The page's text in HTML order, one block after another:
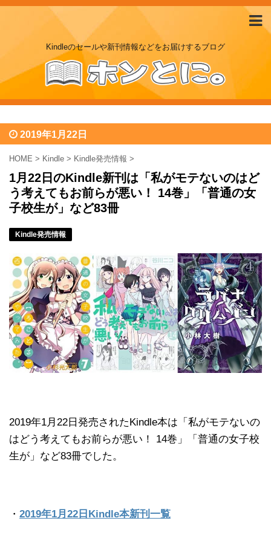
Kindleのセールや新刊情報などをお届けするブログ
2019年1月22日
HOME > Kindle > Kindle発売情報 >
1月22日のKindle新刊は「私がモテないのはど
う考えてもお前らが悪い！ 14巻」「普通の女
子校生が」など83冊
Kindle発売情報
2019年1月22日発売されたKindle本は「私がモテないの
はどう考えてもお前らが悪い！ 14巻」「普通の女子校
生が」など83冊でした。
・ 2019年1月22日Kindle本新刊一覧